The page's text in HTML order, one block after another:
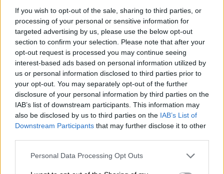
If you wish to opt-out of the sale, sharing to third parties, or
processing of your personal or sensitive information for
targeted advertising by us, please use the below opt-out
section to confirm your selection. Please note that after your
opt-out request is processed you may continue seeing
interest-based ads based on personal information utilized by
us or personal information disclosed to third parties prior to
your opt-out. You may separately opt-out of the further
disclosure of your personal information by third parties on the
IAB’s list of downstream participants. This information may
also be disclosed by us to third parties on the IAB’s List of
Downstream Participants that may further disclose it to other
Personal Data Processing Opt Outs
Η σχολική τάξη δεν είναι πια η ίδια: Όταν ο
δάσκαλος κουράζεται όχι από τα παιδιά,
αλλά από όλα τα υπόλοιπα
06/08/2026 , 10:00
Μητέρα και γιαγιά φέρονται να
δολοφόνησαν τα τέσσερα παιδιά της
οικογένειας πριν βάλουν τέλος στη ζωή
06/08/2026 , 9:29